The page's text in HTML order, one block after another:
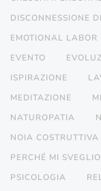
DISCONNESSIONE
EMOTIONAL LABOR
EVENTO
ISPIRAZIONE
MEDITAZIONE
NATUROPATIA
NOIA COSTRUTTIVA
PERCHÉ MI
PSICOLOGIA